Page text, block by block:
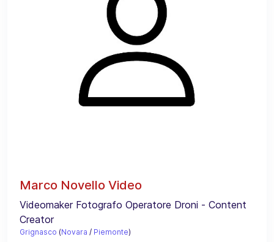
Marco Novello Video
Videomaker Fotografo Operatore Droni - Content
Creator
Grignasco (Novara / Piemonte)